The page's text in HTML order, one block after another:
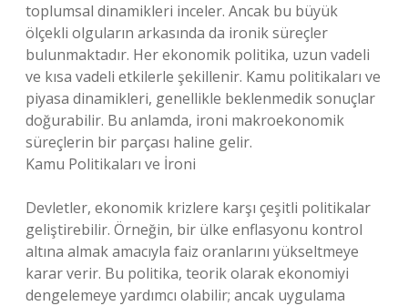
toplumsal dinamikleri inceler. Ancak bu büyük
ölçekli olguların arkasında da ironik süreçler
bulunmaktadır. Her ekonomik politika, uzun vadeli
ve kısa vadeli etkilerle şekillenir. Kamu politikaları ve
piyasa dinamikleri, genellikle beklenmedik sonuçlar
doğurabilir. Bu anlamda, ironi makroekonomik
süreçlerin bir parçası haline gelir.
Kamu Politikaları ve İroni
Devletler, ekonomik krizlere karşı çeşitli politikalar
geliştirebilir. Örneğin, bir ülke enflasyonu kontrol
altına almak amacıyla faiz oranlarını yükseltmeye
karar verir. Bu politika, teorik olarak ekonomiyi
dengelemeye yardımcı olabilir; ancak uygulama